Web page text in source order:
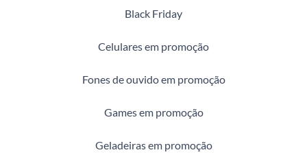
Black Friday
Celulares em promoção
Fones de ouvido em promoção
Games em promoção
Geladeiras em promoção